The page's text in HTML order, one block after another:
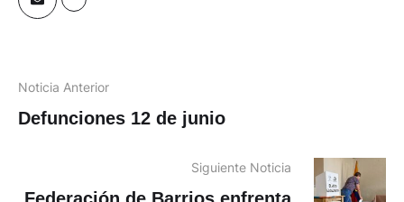
Noticia Anterior
Defunciones 12 de junio
Siguiente Noticia